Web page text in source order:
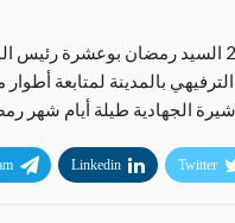
حضر يومه الخميس 7 يونيو 2017 السيد
بالمدينة لمتابعة
الجهادية طيلة أيام شهر
Twitter
Linkedin